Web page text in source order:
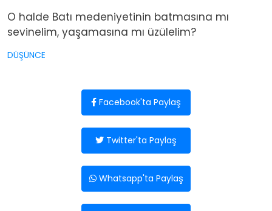
O halde Batı medeniyetinin batmasına mı
sevinelim, yaşamasına mı üzülelim?
DÜŞÜNCE
Facebook'ta Paylaş
Twitter'ta Paylaş
Whatsapp'ta Paylaş